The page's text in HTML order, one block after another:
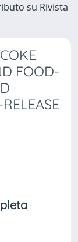
su Rivista
FOOD-